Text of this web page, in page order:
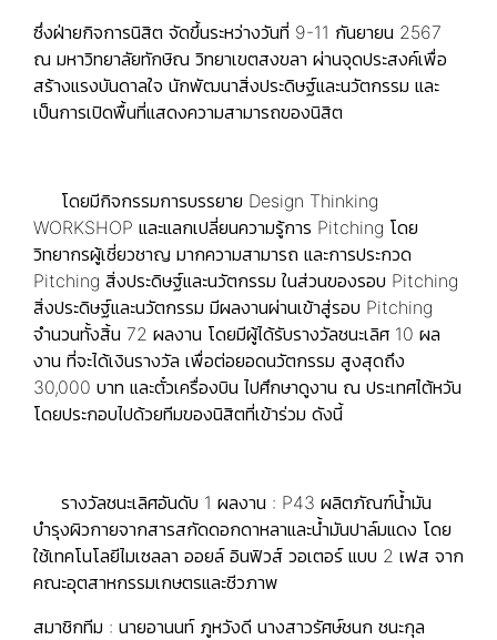
ซึ่งฝ่ายกิจการนิสิต จัดขึ้นระหว่างวันที่ 9-11 กันยายน 2567
ณ มหาวิทยาลัยทักษิณ วิทยาเขตสงขลา ผ่านจุดประสงค์เพื่อ
สร้างแรงบันดาลใจ นักพัฒนาสิ่งประดิษฐ์และนวัตกรรม และ
เป็นการเปิดพื้นที่แสดงความสามารถของนิสิต
โดยมีกิจกรรมการบรรยาย Design Thinking
WORKSHOP และแลกเปลี่ยนความรู้การ Pitching โดย
วิทยากรผู้เชี่ยวชาญ มากความสามารถ และการประกวด
Pitching สิ่งประดิษฐ์และนวัตกรรม ในส่วนของรอบ Pitching
สิ่งประดิษฐ์และนวัตกรรม มีผลงานผ่านเข้าสู่รอบ Pitching
จำนวนทั้งสิ้น 72 ผลงาน โดยมีผู้ได้รับรางวัลชนะเลิศ 10 ผล
งาน ที่จะได้เงินรางวัล เพื่อต่อยอดนวัตกรรม สูงสุดถึง
30,000 บาท และตั๋วเครื่องบิน ไปศึกษาดูงาน ณ ประเทศไต้หวัน
โดยประกอบไปด้วยทีมของนิสิตที่เข้าร่วม ดังนี้
รางวัลชนะเลิศอันดับ 1 ผลงาน : P43 ผลิตภัณฑ์น้ำมัน
บำรุงผิวกายจากสารสกัดดอกดาหลาและน้ำมันปาล์มแดง โดย
ใช้เทคโนโลยีไมเซลลา ออยล์ อินฟิวส์ วอเตอร์ แบบ 2 เฟส จาก
คณะอุตสาหกรรมเกษตรและชีวภาพ
สมาชิกทีม : นายอานนท์ ภูหวังดี นางสาวรัศษ์ชนก ชนะกุล